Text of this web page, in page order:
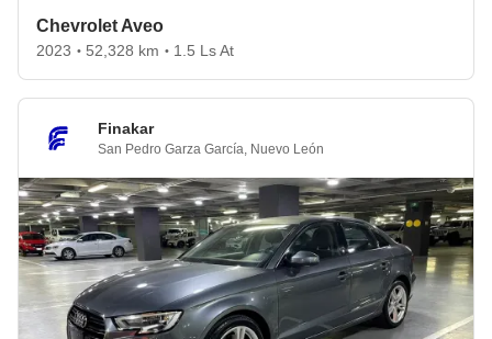
Chevrolet Aveo
2023 • 52,328 km • 1.5 Ls At
Finakar
San Pedro Garza García Nuevo León